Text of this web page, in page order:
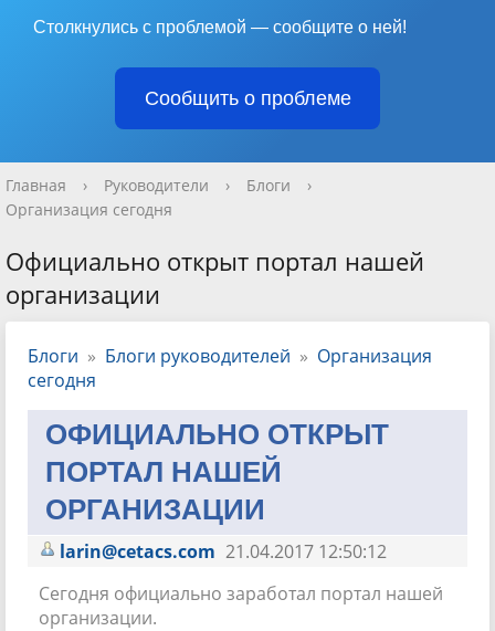
Столкнулись с проблемой — сообщите о ней!
Сообщить о проблеме
Главная › Руководители › Блоги
›
Организация сегодня
Официально открыт портал нашей
организации
Блоги » Блоги руководителей » Организация
сегодня
ОФИЦИАЛЬНО ОТКРЫТ
ПОРТАЛ НАШЕЙ
ОРГАНИЗАЦИИ
larin@cetacs.com 21.04.2017 12:50:12
Сегодня официально заработал портал нашей
организации.